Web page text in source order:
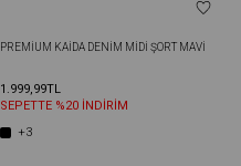
PREMIUM KAIDA DENIM MIDI ŞORT MAVI
1.999,99TL
SEPETTE %20 İNDİRİM
+3